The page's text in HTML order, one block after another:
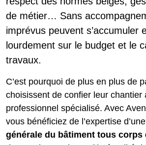
de métier… Sans
imprévus peuvent s’accumuler
lourdement sur le budget et le
travaux.
C’est pourquoi de plus en plus de
choisissent de confier leur chantier
professionnel spécialisé. Avec
vous bénéficiez de l’expertise d’une
générale du bâtiment tous corps